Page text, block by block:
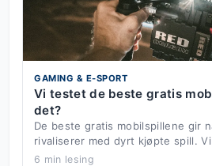
GAMING & E-SPORT
Vi testet de beste gratis
det?
De beste gratis mobilspillene gir
rivaliserer med dyrt kjøpte spill.
6 min lesing